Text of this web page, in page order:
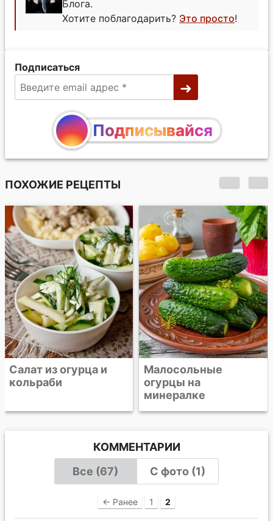
Блога.
Хотите поблагодарить? Это просто!
Подписаться
Подписывайся
ПОХОЖИЕ РЕЦЕПТЫ
Салат из огурца и
кольраби
Малосольные
огурцы на
минералке
КОММЕНТАРИИ
Все (67)
С фото (1)
← Ранее 1 2